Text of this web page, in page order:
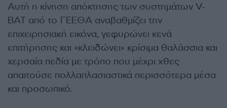
Αυτή η κίνηση απόκτησης των συστημάτων V-
BAT από το ΓΕΕΘΑ αναβαθμίζει την
επιχειρησιακή εικόνα, γεφυρώνει κενά
επιτήρησης και «κλειδώνει» κρίσιμα θαλάσσια και
χερσαία πεδία με τρόπο που μέχρι χθες
απαιτούσε πολλαπλασιαστικά περισσότερα μέσα
και προσωπικό.